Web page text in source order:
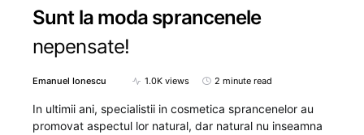
Sunt la moda sprancenele
nepensate!
Emanuel Ionescu 1.0K views 2 minute read
In ultimii ani, specialistii in cosmetica sprancenelor au
promovat aspectul lor natural, dar natural nu inseamna